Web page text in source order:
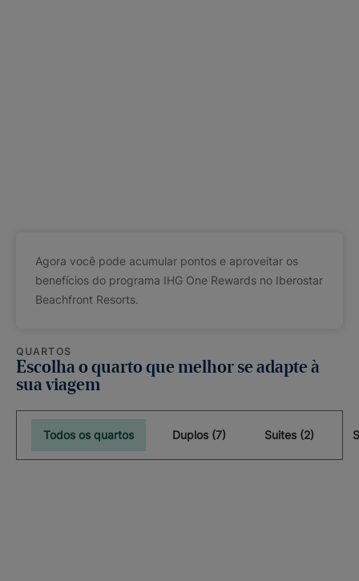
Agora você pode acumular pontos e aproveitar os
benefícios do programa IHG One Rewards no Iberostar
Beachfront Resorts.
QUARTOS
Escolha o quarto que melhor se adapte à
sua viagem
Todos os quartos Duplos (7) Suites (2)